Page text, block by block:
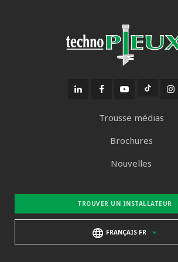
Trousse médias
Brochures
Nouvelles
TROUVER UN INSTALLATEUR
FRANÇAIS FR